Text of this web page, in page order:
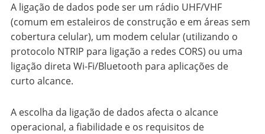
A ligação de dados pode ser um rádio UHF/VHF
(comum em estaleiros de construção e em áreas sem
cobertura celular), um modem celular (utilizando o
protocolo NTRIP para ligação a redes CORS) ou uma
ligação direta Wi-Fi/Bluetooth para aplicações de
curto alcance.
A escolha da ligação de dados afecta o alcance
operacional, a fiabilidade e os requisitos de